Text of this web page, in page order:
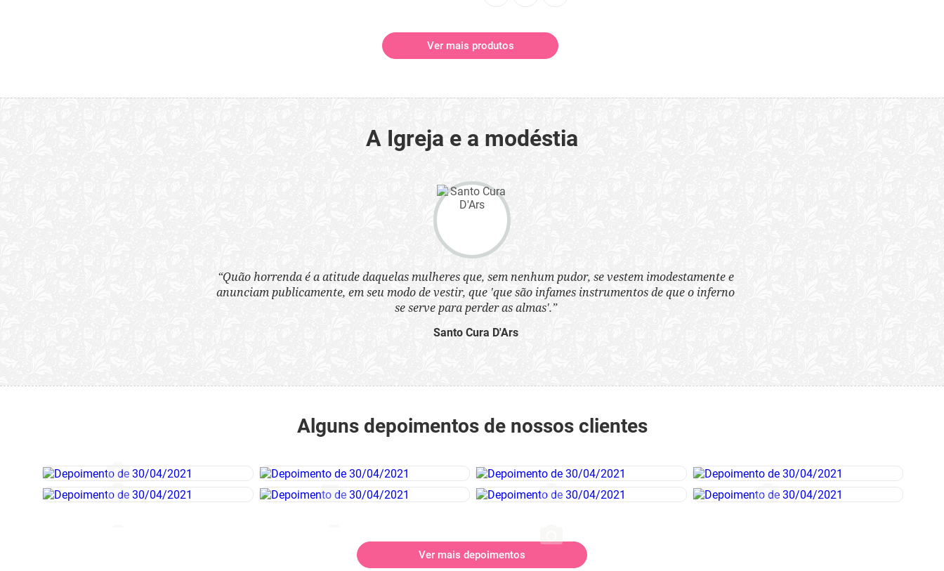
Ver mais produtos
A Igreja e a modéstia
“Quão horrenda é a atitude daquelas mulheres que, sem nenhum pudor, se vestem imodestamente e
anunciam publicamente, em seu modo de vestir, que 'que são infames instrumentos de que o inferno
se serve para perder as almas'.”
Santo Cura D'Ars
Alguns depoimentos de nossos clientes
Ver mais depoimentos